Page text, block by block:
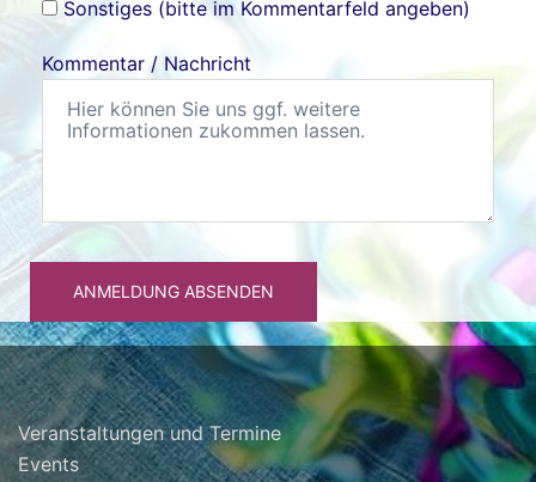
Sonstiges (bitte im Kommentarfeld angeben)
Kommentar / Nachricht
ANMELDUNG ABSENDEN
Veranstaltungen und Termine
Events